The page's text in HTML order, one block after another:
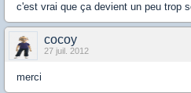
c'est vrai que ça devient un peu trop
cocoy
27 juil. 2012
merci